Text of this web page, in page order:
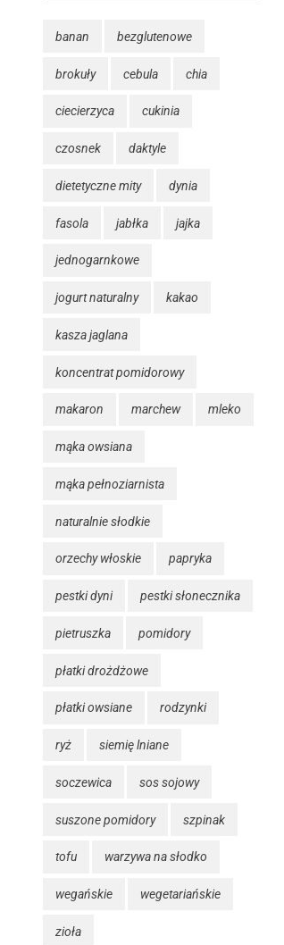
banan bezglutenowe
brokuły cebula chia
ciecierzyca cukinia
czosnek daktyle
dietetyczne mity dynia
fasola jabłka jajka
jednogarnkowe
jogurt naturalny kakao
kasza jaglana
koncentrat pomidorowy
makaron marchew mleko
mąka owsiana
mąka pełnoziarnista
naturalnie słodkie
orzechy włoskie papryka
pestki dyni pestki słonecznika
pietruszka pomidory
płatki drożdżowe
płatki owsiane rodzynki
ryż siemię lniane
soczewica sos sojowy
suszone pomidory szpinak
tofu warzywa na słodko
wegańskie wegetariańskie
zioła